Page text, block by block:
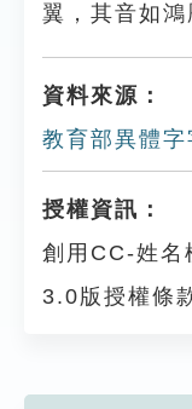
翼，其音如鴻
資料來源：
教育部異體字
授權資訊：
創用CC-姓名
3.0版授權條